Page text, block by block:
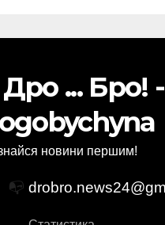
... Бро! -
новини першим!
📭